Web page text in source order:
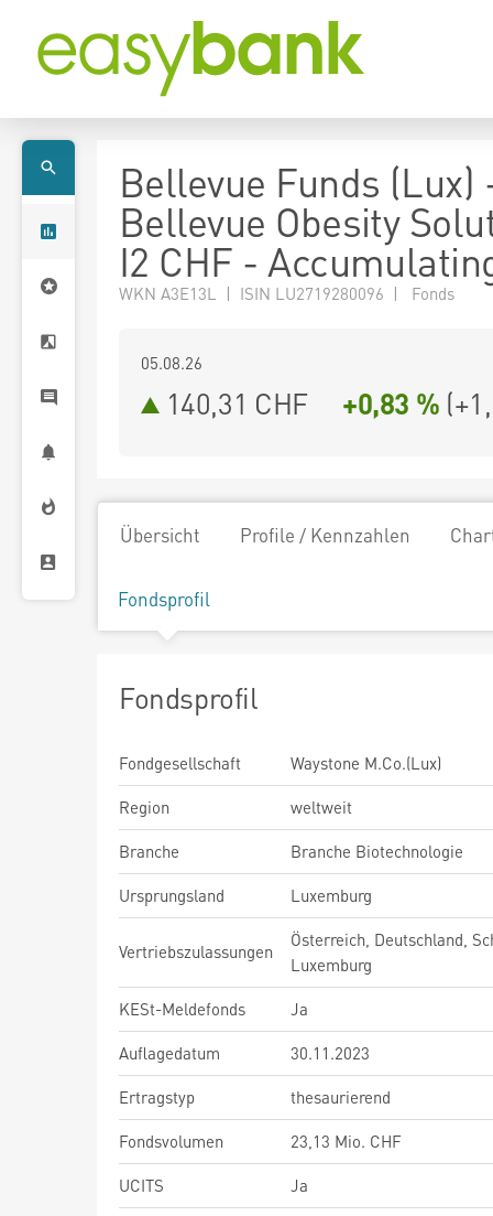
Bellevue Funds (Lux)
Bellevue Obesity
I2 CHF -
WKN A3E13L | ISIN LU2719280096 | Fonds
05.08.26
140,31 CHF +0,83 % (
Übersicht Profile / Kennzahlen
Fondsprofil
Fondsprofil
Fondgesellschaft
Waystone M.Co.(Lux)
Region
weltweit
Branche
Branche Biotechnologie
Ursprungsland
Luxemburg
Vertriebszulassungen
Österreich, Deutschland,
Luxemburg
KESt-Meldefonds
Ja
Auflagedatum
30.11.2023
Ertragstyp
thesaurierend
Fondsvolumen
23,13 Mio. CHF
UCITS
Ja